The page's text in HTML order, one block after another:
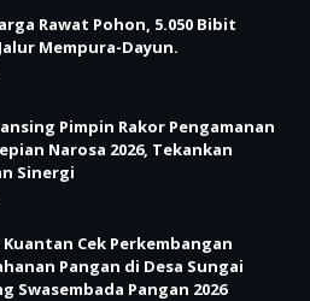
Rawat Pohon, 5.050 Bibit
Mempura-Dayun.
Pimpin Rakor Pengamanan
Narosa 2026, Tekankan
Sinergi
Cek Perkembangan
Pangan di Desa Sungai
Swasembada Pangan 2026